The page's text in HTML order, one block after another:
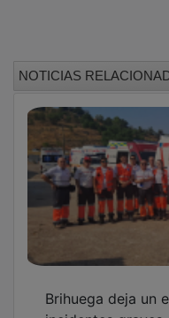
incidentes graves